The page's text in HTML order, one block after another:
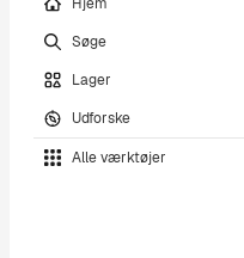
Søge
Lager
Udforske
Alle værktøjer